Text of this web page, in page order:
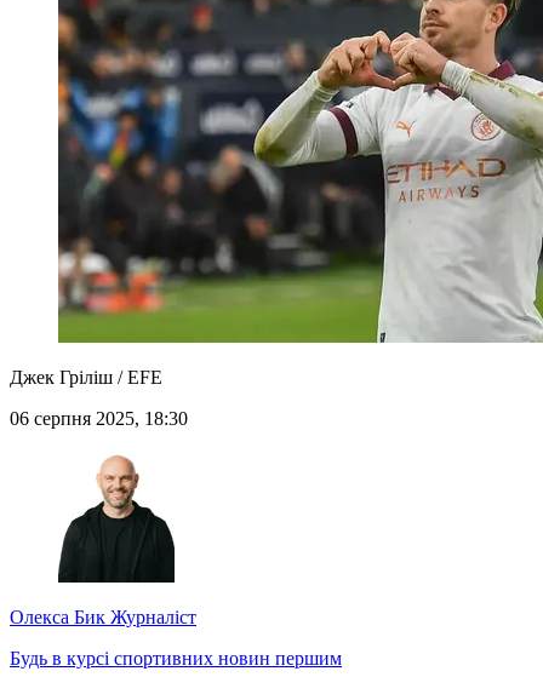
Джек Гріліш / EFE
06 серпня 2025, 18:30
Олекса Бик Журналіст
Будь в курсі спортивних новин першим